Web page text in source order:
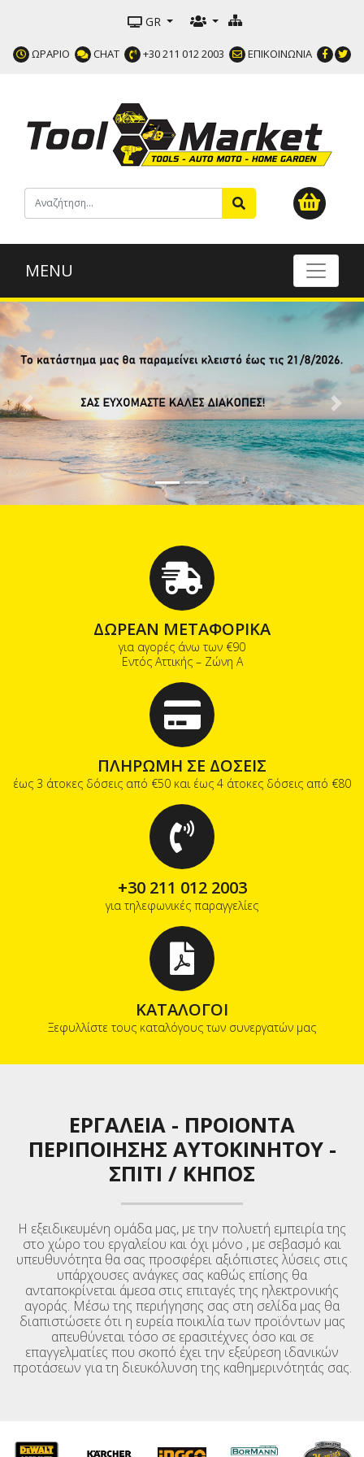
GR
ΩΡΑΡΙΟ CHAT +30 211 012 2003 ΕΠΙΚΟΙΝΩΝΙΑ
MENU
Previous Next
ΔΩΡΕΑΝ ΜΕΤΑΦΟΡΙΚΑ
για αγορές άνω των €90
Εντός Αττικής – Ζώνη Α
ΠΛΗΡΩΜΗ ΣΕ ΔΟΣΕΙΣ
έως 3 άτοκες δόσεις από €50 και έως 4 άτοκες δόσεις από €80
+30 211 012 2003
για τηλεφωνικές παραγγελίες
ΚΑΤΑΛΟΓΟΙ
Ξεφυλλίστε τους καταλόγους των συνεργατών μας
ΕΡΓΑΛΕΙΑ - ΠΡΟΙΟΝΤΑ
ΠΕΡΙΠΟΙΗΣΗΣ ΑΥΤΟΚΙΝΉΤΟΥ-
ΣΠΙΤΙ / ΚΉΠΟΣ
Η εξειδικευμένη ομάδα μας, με την πολυετή εμπειρία της
στο χώρο του εργαλείου και όχι μόνο , με σεβασμό και
υπευθυνότητα θα σας προσφέρει αξιόπιστες λύσεις στις
υπάρχουσες ανάγκες σας καθώς επίσης θα
ανταποκρίνεται άμεσα στις επιταγές της ηλεκτρονικής
αγοράς. Μέσω της περιήγησης σας στη σελίδα μας θα
διαπιστώσετε ότι η ευρεία ποικιλία των προϊόντων μας
απευθύνεται τόσο σε ερασιτέχνες όσο και σε
επαγγελματίες που σκοπό έχει την εξεύρεση ιδανικών
προτάσεων για τη διευκόλυνση της καθημερινότητάς σας.